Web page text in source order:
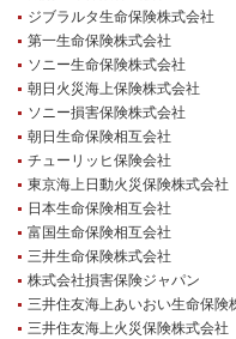
ジブラルタ生命保険株式会社
第一生命保険株式会社
ソニー生命保険株式会社
朝日火災海上保険株式会社
ソニー損害保険株式会社
朝日生命保険相互会社
チューリッヒ保険会社
東京海上日動火災保険株式会社
日本生命保険相互会社
富国生命保険相互会社
三井生命保険株式会社
株式会社損害保険ジャパン
三井住友海上あいおい生命保険
三井住友海上火災保険株式会社